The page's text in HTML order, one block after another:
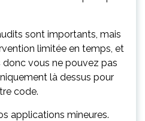
sont importants, mais
limitée en temps, et
donc vous ne pouvez pas
là dessus pour
code.
applications mineures.